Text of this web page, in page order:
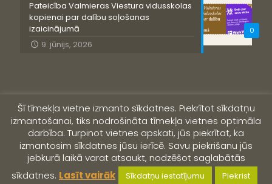
0
Pateicība Valmieras Viestura vidusskolas
kopienai par dalību soļošanas
izaicinājumā
9. jūnijs, 2026
© 2019 Valmieras Viestura vidusskola
Šī tīmekļa vietne izmanto sīkdatnes. Piekrītot sīkdatņu
izmantošanai, tiks nodrošināta tīmekļa vietnes optimāla
darbība. Turpinot vietnes apskati, jūs piekrītat, ka
izmantosim sīkdatnes jūsu ierīcē. Savu piekrišanu jūs
jebkurā laikā varat atsaukt, nodzēšot saglabātās
sīkdatnes. Lasīt vairāk Sīkdatņu iestatījumu Piekrist